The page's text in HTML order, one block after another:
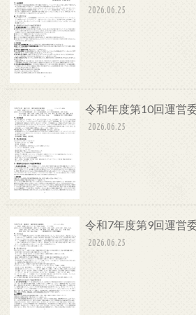
2026.06.25
令和年度第10回運営
2026.06.25
令和7年度第9回運営
2026.06.25